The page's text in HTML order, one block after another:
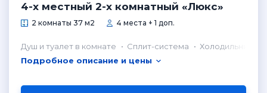
4-х местный 2-х комнатный «Люкс»
2 комнаты 37 м2 4 места + 1 доп.
Душ и туалет в комнате Сплит-система
Холодильник в
Подробное описание и цены